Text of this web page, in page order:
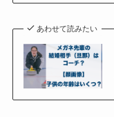
あわせて読みたい